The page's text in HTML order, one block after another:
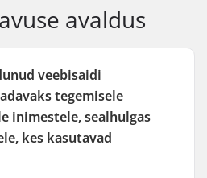
avaldus
veebisaidi
tegemisele
inimestele, sealhulgas
kes kasutavad